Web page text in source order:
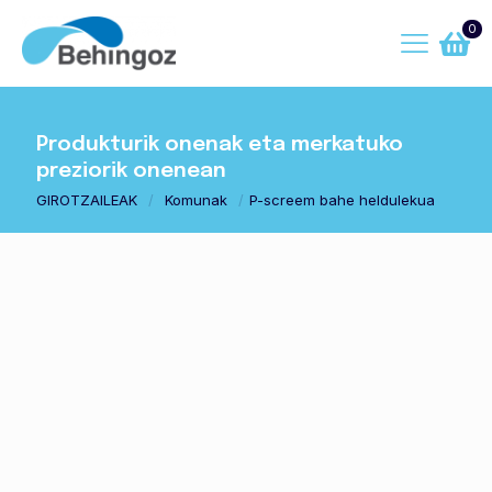
0
Produkturik onenak eta merkatuko
preziorik onenean
GIROTZAILEAK / Komunak / P-screem bahe heldulekua